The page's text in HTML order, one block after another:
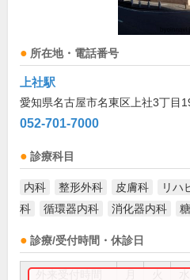
所在地・電話番号
上社駅
愛知県名古屋市名東区上社3丁目
052-701-7000
診療科目
内科 整形外科 皮膚科 リハ
科
循環器内科 消化器内科
診療/受付時間・休診日